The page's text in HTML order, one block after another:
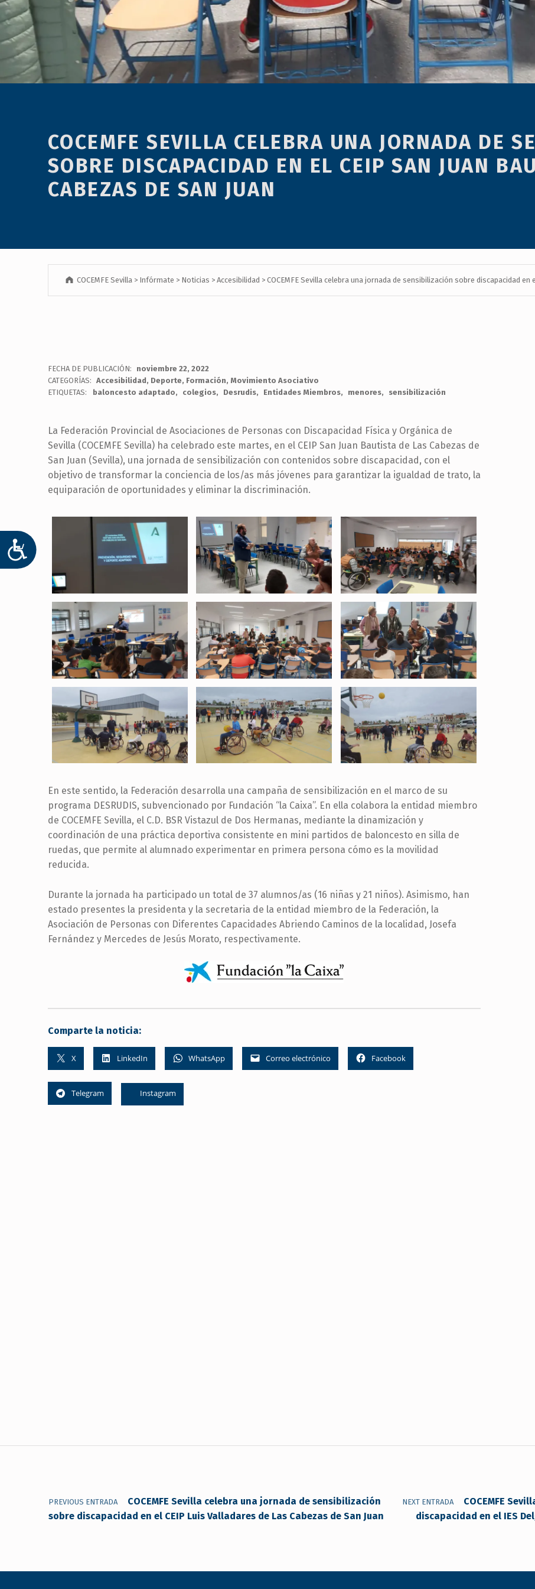
menú
de
accesibilidad.
ACCESIBILIDAD
COCEMFE SEVILLA CELEBRA UNA JORNADA DE
SOBRE DISCAPACIDAD EN EL CEIP SAN JUAN
CABEZAS DE SAN JUAN
COCEMFE Sevilla > Infórmate > Noticias >Accesibilidad >COCEMFE Sevilla celebra una jornada de sensibilización sobre discapacidad en
FECHA DE PUBLICACIÓN:
noviembre 22, 2022
CATEGORÍAS: Accesibilidad, Deporte, Formación, Movimiento Asociativo
ETIQUETAS:
baloncesto adaptado colegios Desrudis Entidades Miembros menores sensibilización
La Federación Provincial de Asociaciones de Personas con Discapacidad Física y Orgánica de
Sevilla (COCEMFE Sevilla) ha celebrado este martes, en el CEIP San Juan Bautista de Las Cabezas de
San Juan (Sevilla), una jornada de sensibilización con contenidos sobre discapacidad, con el
objetivo de transformar la conciencia de los/as más jóvenes para garantizar la igualdad de trato, la
equiparación de oportunidades y eliminar la discriminación.
En este sentido, la Federación desarrolla una campaña de sensibilización en el marco de su
programa DESRUDIS, subvencionado por Fundación “la Caixa”. En ella colabora la entidad miembro
de COCEMFE Sevilla, el C.D. BSR Vistazul de Dos Hermanas, mediante la dinamización y
coordinación de una práctica deportiva consistente en mini partidos de baloncesto en silla de
ruedas, que permite al alumnado experimentar en primera persona cómo es la movilidad
reducida.
Durante la jornada ha participado un total de 37 alumnos/as (16 niñas y 21 niños). Asimismo, han
estado presentes la presidenta y la secretaria de la entidad miembro de la Federación, la
Asociación de Personas con Diferentes Capacidades Abriendo Caminos de la localidad, Josefa
Fernández y Mercedes de Jesús Morato, respectivamente.
Comparte la noticia:
X LinkedIn WhatsApp Correo electrónico Facebook
Telegram Instagram
Navegación de entradas
PREVIOUS ENTRADA
COCEMFE Sevilla celebra una jornada de sensibilización
sobre discapacidad en el CEIP Luis Valladares de Las Cabezas de San Juan
NEXT ENTRADA
COCEMFE
discapacidad en el IES